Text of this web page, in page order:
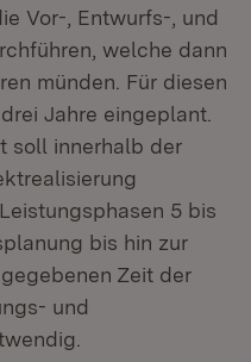
Vor-, Entwurfs-, und
welche dann
münden. Für diesen
Jahre eingeplant.
soll innerhalb der
5 bis
bis hin zur
Zeit der
und